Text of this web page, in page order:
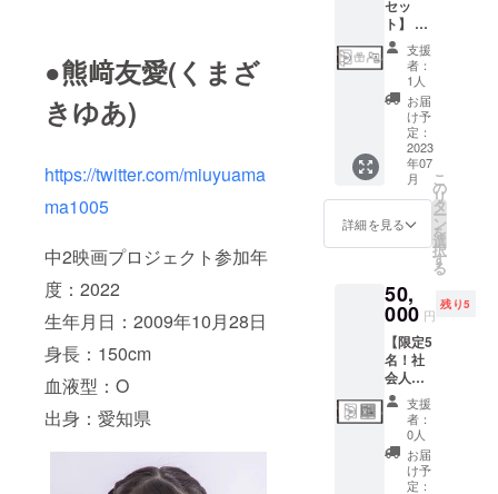
●熊﨑友愛(くまざ
きゆあ)
https://twitter.com/miuyuama
ma1005
中2映画プロジェクト参加年
度：2022
生年月日：2009年10月28日
身長：150cm
血液型：O
出身：愛知県
たDVD
をお送
り致し
ます。
＊この
コース
で集
まった
支援に
て撮影
時のお
菓子や
ドリン
意させ
て頂
き、ス
タッフ
が代わ
りにお
渡しし
ます ＊
支援
時、必
ず備考
に
special
thanks
でお名
前を記
載 ＊映
画の本
編（約
20分想
定）+メ
イキン
グが収
録され
ます。
＊オン
ライン
上にて
出演
キャス
トの
トーク
を聞き
ながら
打ち上
げを行
セッ
ト】 高
1セット
+高2
セット
・本編
＋メイ
キング
DVD ・
撮影
時、
キャス
トにお
菓子や
ドリン
し入れ
（差し
入れの
お礼動
画付
き） ・
オンラ
イン打
ち上げ
に参加
できる
権利 ・
支援
者：
1人
お届
け予
定：
2023
年07
月
詳細を見る
こ
の
リ
タ
ー
ン
を
選
択
す
る
50,
000 円
残り5
【限定5
名！社
会人
セッ
ト】 ・
本編＋
メイキ
ング
DVD ・
支援
者：
0人
お届
け予
定：